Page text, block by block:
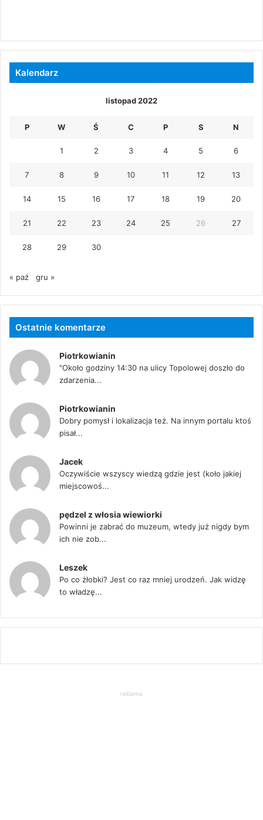
Kalendarz
listopad 2022
P W Ś C P S N
1 2 3 4 5 6
7 8 9 10 11 12 13
14 15 16 17 18 19 20
21 22 23 24 25 26 27
28 29 30
« paź gru »
Ostatnie komentarze
Piotrkowianin
"Około godziny 14:30 na ulicy Topolowej doszło do
zdarzenia...
Piotrkowianin
Dobry pomysł i lokalizacja też. Na innym portalu ktoś
pisał...
Jacek
Oczywiście wszyscy wiedzą gdzie jest (koło jakiej
miejscowoś...
pędzel z włosia wiewiorki
Powinni je zabrać do muzeum, wtedy już nigdy bym
ich nie zob...
Leszek
Po co żłobki? Jest co raz mniej urodzeń. Jak widzę
to władzę...
reklama